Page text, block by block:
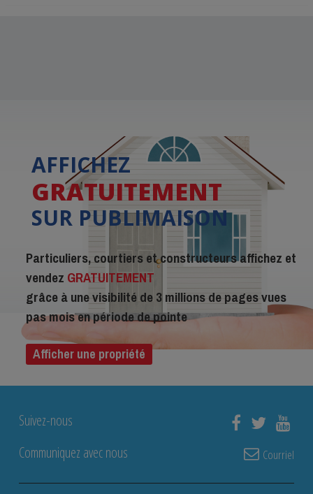
AFFICHEZ
GRATUITEMENT
SUR PUBLIMAISON
Particuliers, courtiers et constructeurs affichez et
vendez GRATUITEMENT
grâce à une visibilité de 3 millions de pages vues
pas mois en période de pointe
Afficher une propriété
Suivez-nous
Communiquez avec nous
Courriel